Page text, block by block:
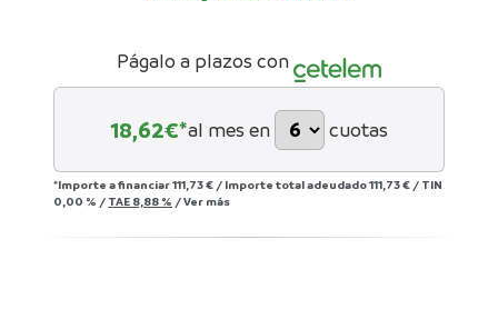
Págalo a plazos con
18,62€*al mes en cuotas
*Importe a financiar111,73 € / Importe total adeudado111,73 € / TIN
0,00 % / TAE 8,88 % /Ver más